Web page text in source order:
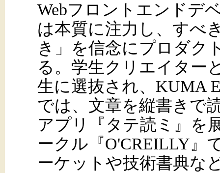
Webフロントエンドデ
は本質に注力し、すべ
き」を信念にプロダク
る。学生クリエイター
生に選抜され、KUMA
では、文章を縦書きで
アプリ『タテ読ミ』を
ークル『O'CREILLY』
ーケットや技術書典な